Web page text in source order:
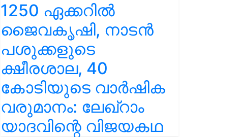
1250 ഏക്കറിൽ
ജൈവകൃഷി, നാടൻ
പശുക്കളുടെ
ക്ഷീരശാല, 40
കോടിയുടെ വാർഷിക
വരുമാനം: ലേഖ്‌റാം
യാദവിന്റെ വിജയകഥ